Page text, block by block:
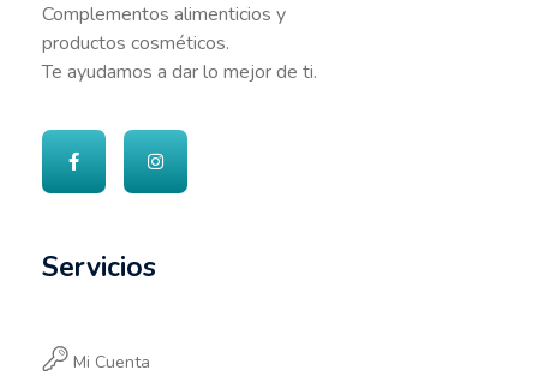
Complementos alimenticios y
productos cosméticos.
Te ayudamos a dar lo mejor de ti.
Servicios
Mi Cuenta